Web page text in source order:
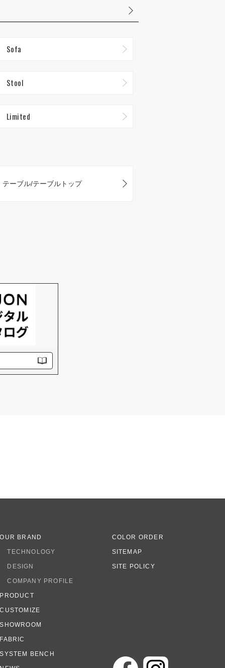
Sofa
Stool
Limited
テーブル/テーブルトップ
OUR BRAND
TECHNOLOGY
DESIGN
COMPANY PROFILE
PRODUCT
CUSTOMIZE
SHOWROOM
FABRIC
SYSTEM BENCH
COLOR ORDER
SITEMAP
SITE POLICY